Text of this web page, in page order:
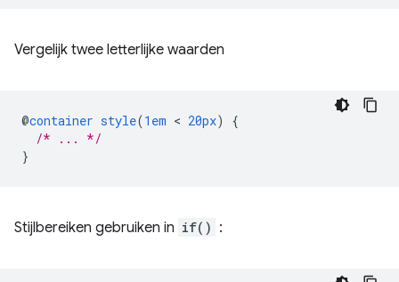
Vergelijk twee letterlijke waarden
@container style(1em < 20px)
{
/* ... */
}
Stijlbereiken gebruiken in if() :